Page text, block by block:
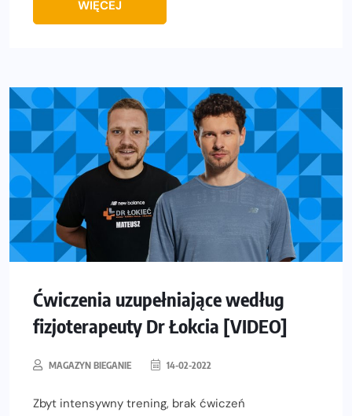
WIĘCEJ
Ćwiczenia uzupełniające według
fizjoterapeuty Dr Łokcia [VIDEO]
MAGAZYN BIEGANIE 14-02-2022
Zbyt intensywny trening, brak ćwiczeń